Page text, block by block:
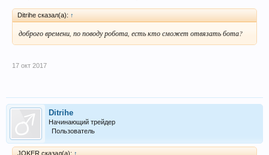
Ditrihe сказал(а): ↑
доброго времени, по поводу робота, есть кто сможет отвязать бота?
17 окт 2017
Ditrihe
Начинающий трейдер
Пользователь
JOKER сказал(а): ↑